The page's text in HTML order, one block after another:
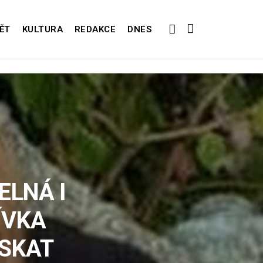
KULTURA REDAKCE DNES
I